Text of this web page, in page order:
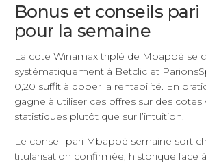
Bonus et conseils
pour la semaine
La cote Winamax triplé de Mbappé se
systématiquement à Betclic et
0,20 suffit à doper la rentabilité. En
gagne à utiliser ces offres sur des cotes
statistiques plutôt que sur l’intuition.
Le conseil pari Mbappé semaine sort
titularisation confirmée, historique face à